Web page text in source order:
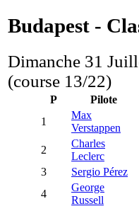
Budapest -
Dimanche 31
(course 13/22)
P Pilote
1
Max
Verstappen
2
Charles
Leclerc
3
Sergio Pérez
4
George
Russell